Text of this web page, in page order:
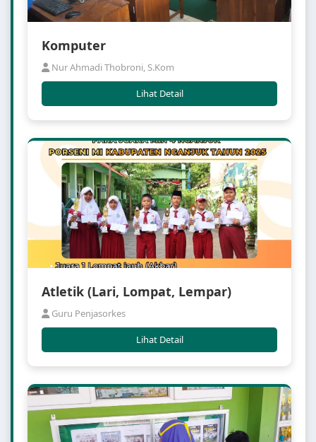
Komputer
Nur Ahmadi Thobroni, S.Kom
Lihat Detail
Atletik (Lari, Lompat, Lempar)
Guru Penjasorkes
Lihat Detail